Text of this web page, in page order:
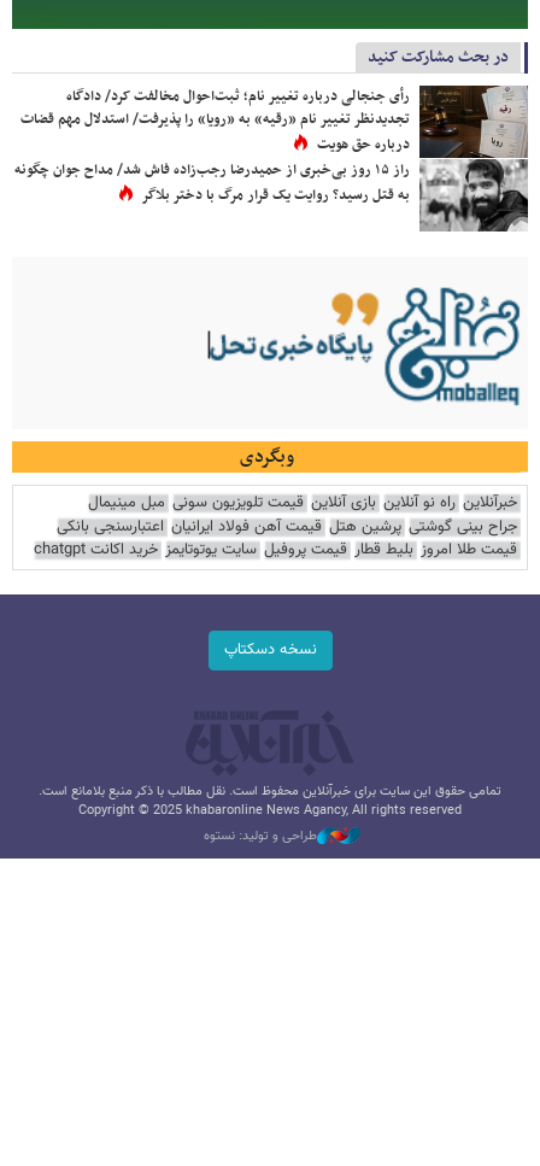
در بحث مشارکت کنید
رأی جنجالی درباره تغییر نام؛ ثبت‌احوال مخالفت کرد/ دادگاه
تجدیدنظر تغییر نام «رقیه» به «رویا» را پذیرفت/ استدلال مهم قضات
درباره حق هویت
راز ۱۵ روز بی‌خبری از حمیدرضا رجب‌زاده فاش شد/ مداح جوان چگونه
به قتل رسید؟ روایت یک قرار مرگ با دختر بلاگر
وبگردی
خبرآنلاین راه نو آنلاین بازی آنلاین قیمت تلویزیون سونی مبل مینیمال
جراح بینی گوشتی پرشین هتل قیمت آهن فولاد ایرانیان اعتبارسنجی بانکی
قیمت طلا امروز بلیط قطار قیمت پروفیل سایت یوتوتایمز خرید اکانت chatgpt
نسخه دسکتاپ
تمامی حقوق این سایت برای خبرآنلاین محفوظ است. نقل مطالب با ذکر منبع بلامانع است.
Copyright © 2025 khabaronline News Agancy, All rights reserved
طراحی و تولید: نستوه